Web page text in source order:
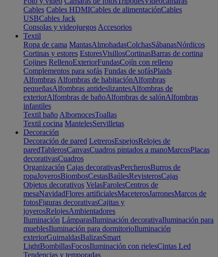
Cables Cables HDMICables de alimentaciónCables
USBCables Jack
Consolas y videojuegos Accesorios
Textil
Ropa de cama MantasAlmohadasColchasSábanasNórdicos
Cortinas y estores EstoresVisillosCortinasBarras de cortina
Cojines RellenoExteriorFundasCojín con relleno
Complementos para sofás Fundas de sofásPlaids
Alfombras Alfombras de habitaciónAlfombras
pequeñasAlfombras antideslizantesAlfombras de
exteriorAlfombras de bañoAlfombras de salónAlfombras
infantiles
Textil baño AlbornocesToallas
Textil cocina MantelesServilletas
Decoración
Decoración de pared LetrerosEspejosRelojes de
paredTablerosCanvasCuadros pintados a manoMarcosPlacas
decorativasCuadros
Organización Cajas decorativasPercherosBurros de
ropaJoyerosBiombosCestasBaúlesRevisterosCajas
Objetos decorativos VelasFarolesCentros de
mesaNavidadFlores artificialesMaceterosJarronesMarcos de
fotosFiguras decorativasCajitas y
joyerosRelojesAmbientadores
Iluminación LámparasIluminación decorativaIluminación para
mueblesIluminación para dormitorioIluminación
exteriorGuirnaldasBalizasSmart
LightBombillasFocosIluminación con rielesCintas Led
Tendencias y temporadas